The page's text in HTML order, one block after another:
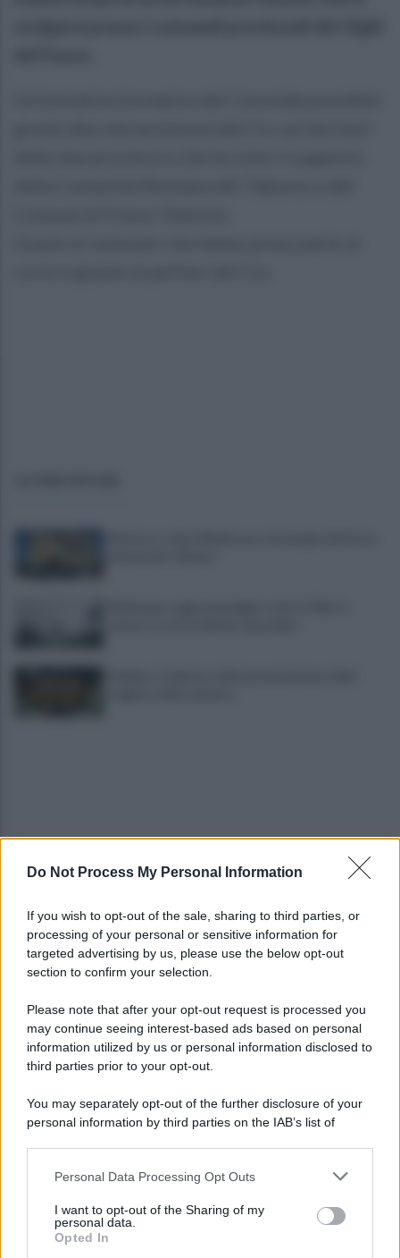
Do Not Process My Personal Information
If you wish to opt-out of the sale, sharing to third parties, or
processing of your personal or sensitive information for
targeted advertising by us, please use the below opt-out
section to confirm your selection.
Please note that after your opt-out request is processed you
may continue seeing interest-based ads based on personal
information utilized by us or personal information disclosed to
third parties prior to your opt-out.
You may separately opt-out of the further disclosure of your
personal information by third parties on the IAB’s list of
This information may also be disclosed by us to third parties
disclose it to other third parties.
Please note that this website/app uses one or more Google
Personal Data Processing Opt Outs
I want to opt-out of the Sharing of my
personal data.
Opted In
Trovato morto in casa in una pozza di sangue: il
Cipriano: "I The Kolors con BigMama e gli artisti
irpini per il 16 agosto"